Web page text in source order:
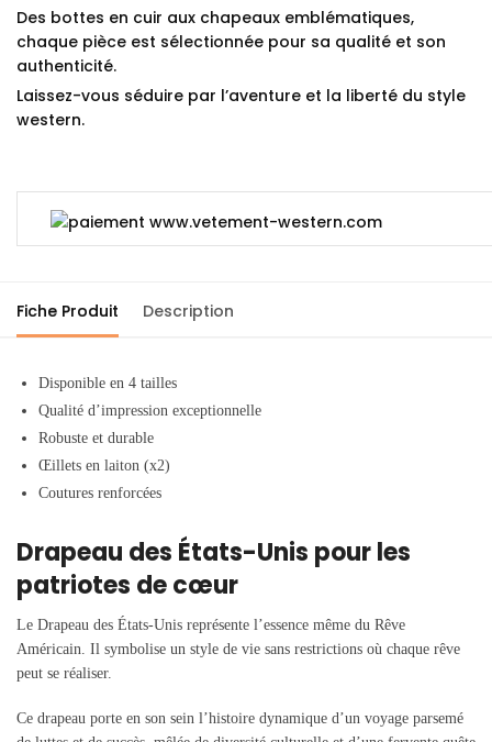
Des bottes en cuir aux chapeaux emblématiques,
chaque pièce est sélectionnée pour sa qualité et son
authenticité.
Laissez-vous séduire par l’aventure et la liberté du style
western.
Fiche Produit Description
Disponible en 4 tailles
Qualité d’impression exceptionnelle
Robuste et durable
Œillets en laiton (x2)
Coutures renforcées
Drapeau des États-Unis pour les
patriotes de cœur
Le Drapeau des États-Unis représente l’essence même du Rêve
Américain. Il symbolise un style de vie sans restrictions où chaque rêve
peut se réaliser.
Ce drapeau porte en son sein l’histoire dynamique d’un voyage parsemé